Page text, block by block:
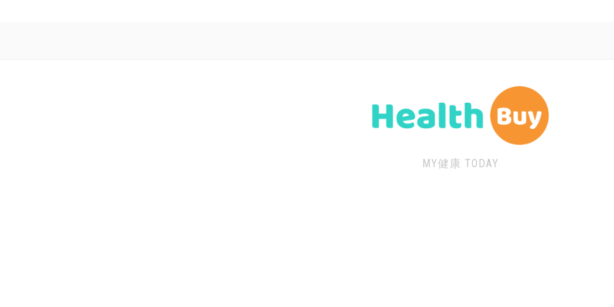
MY健康 TODAY